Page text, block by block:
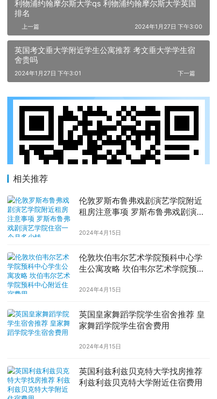
利物浦约翰摩尔斯大学qs 利物浦约翰摩尔斯大学英国
排名
上一篇 2024年1月27日 下午3:00
英国考文垂大学附近学生公寓推荐 考文垂大学学生宿
舍贵吗
下一篇
2024年1月27日 下午3:01
相关推荐
伦敦罗斯布鲁弗戏剧演艺学院附近
租房注意事项 罗斯布鲁弗戏剧演艺
2024年4月15日
伦敦坎伯韦尔艺术学院预科中心学
生公寓攻略 坎伯韦尔艺术学院预科
2024年4月15日
英国皇家舞蹈学院学生宿舍推荐 皇
家舞蹈学院学生宿舍费用
2024年4月15日
英国利兹利兹贝克特大学找房推荐
利兹利兹贝克特大学附近住宿费用